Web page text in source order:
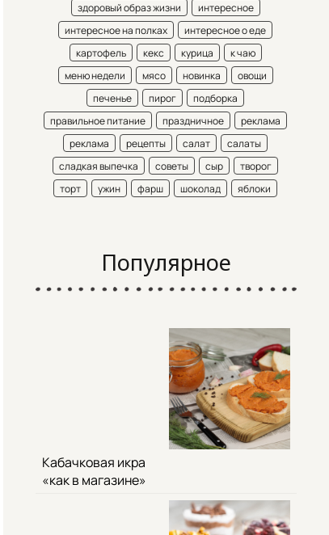
здоровый образ жизни
интересное
интересное на полках
интересное о еде
картофель
кекс курица
к чаю
меню недели
мясо новинка
овощи
печенье
пирог
подборка
правильное питание
праздничное
реклама
реклама
рецепты салат
салаты
сладкая выпечка
советы сыр
творог
торт
ужин фарш шоколад яблоки
Популярное
Кабачковая икра
«как в магазине»